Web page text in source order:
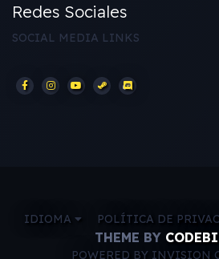
Redes Sociales
SOCIAL MEDIA LINKS
IDIOMA POLÍTICA DE
THEME BY
POWERED BY INVISION